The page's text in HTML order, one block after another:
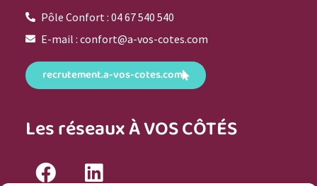
Pôle Confort : 04 67 540 540
E-mail : confort@a-vos-cotes.com
recrutement.a-vos-cotes.com
Les réseaux À VOS CÔTÉS